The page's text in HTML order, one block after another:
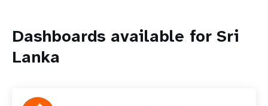
Dashboards available for Sri
Lanka